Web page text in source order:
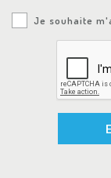
Je souhaite